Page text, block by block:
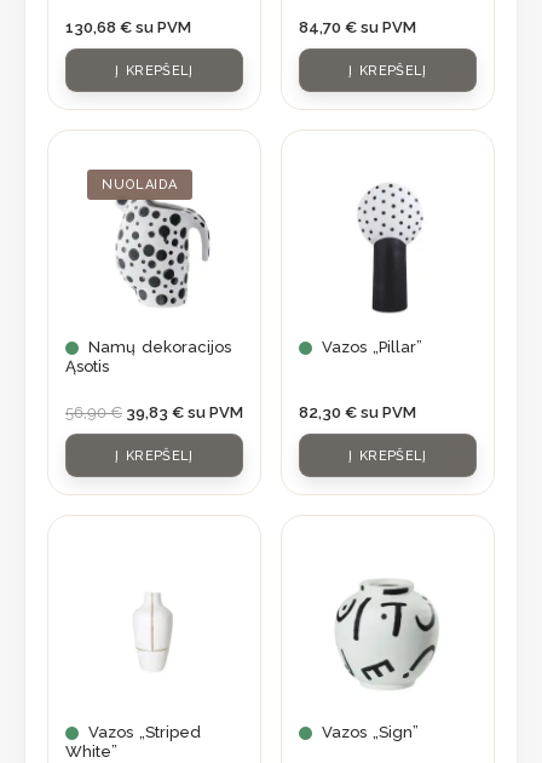
130,68 € su PVM
Į KREPŠELĮ
84,70 € su PVM
Į KREPŠELĮ
NUOLAIDA
Namų dekoracijos
Ąsotis
56,90€
was:
56,90 €.
39,83 €
is:
39,83 €.
su PVM
Į KREPŠELĮ
Vazos „Pillar”
82,30 € su PVM
Į KREPŠELĮ
Vazos „Striped
White”
Vazos „Sign”